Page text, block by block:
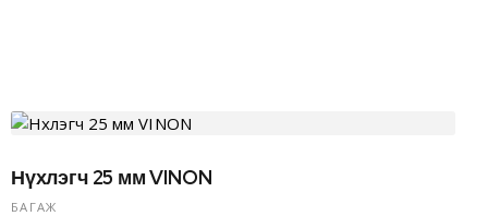
Нүхлэгч 25 мм VINON
БАГАЖ